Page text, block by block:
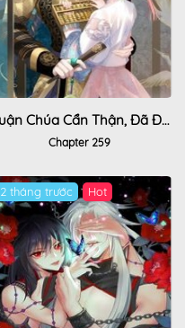
Quận Chúa Cẩn Thận, Đã Định Rồi Khó Đổi Lắm!
Chapter 259
2 tháng trước Hot